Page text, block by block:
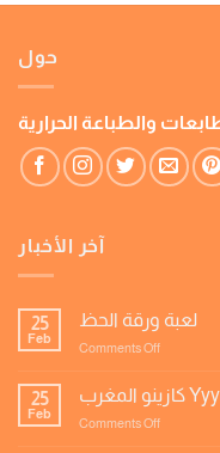
حول
والطباعة الحرارية
آخر الأخبار
25
Feb
لعبة ورقة الحظ
Comments Offon
ورقة
الحظ
25
Feb
كازينو المغرب Yyy
Comments Offon